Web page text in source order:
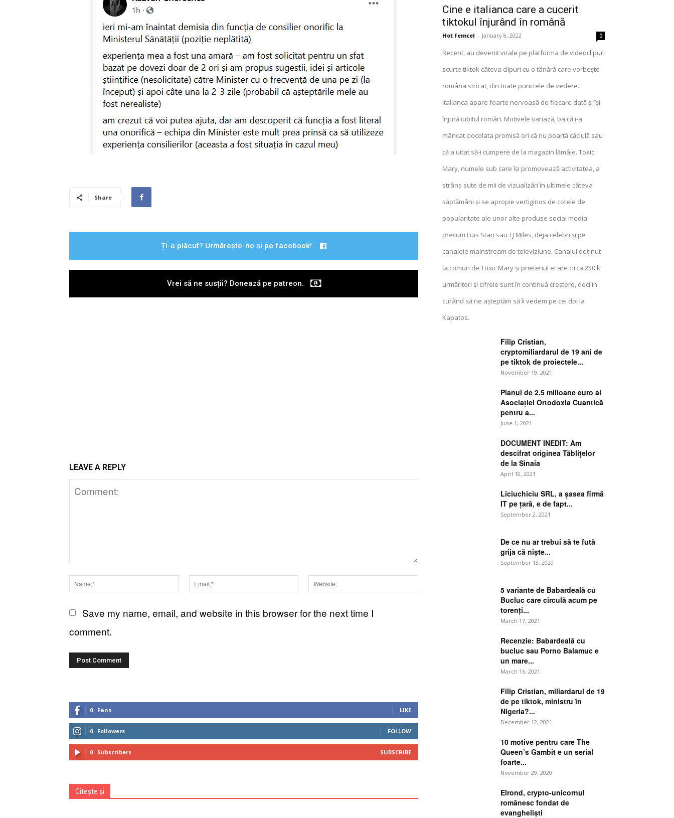
Share
Ți-a plăcut? Urmărește-ne și pe facebook!
Vrei să ne susții? Donează pe patreon.
LEAVE A REPLY
Name:* Email:*
Save my name, email, and website in this browser for the next time I
comment.
0 Fans LIKE
0 Followers FOLLOW
0 Subscribers SUBSCRIBE
Citește și
Cine e italianca care a cucerit
tiktokul înjurând în română
Hot Femcel - January 8, 2022 0
Recent, au devenit virale pe platforma de videoclipuri
scurte tiktok câteva clipuri cu o tânără care vorbește
româna stricat, din toate punctele de vedere.
Italianca apare foarte nervoasă de fiecare dată și își
înjură iubitul român. Motivele variază, ba că i-a
mâncat ciocolata promisă ori că nu poartă căciulă sau
că a uitat să-i cumpere de la magazin lămâie. Toxic
Mary, numele sub care își promovează activitatea, a
strâns sute de mii de vizualizări în ultimele câteva
săptămâni și se apropie vertiginos de cotele de
popularitate ale unor alte produse social media
precum Luis Stan sau TJ Miles, deja celebri și pe
canalele mainstream de televiziune. Canalul deținut
la comun de Toxic Mary și prietenul ei are circa 250.k
urmăritori și cifrele sunt în continuă creștere, deci în
curând să ne așteptăm să îi vedem pe cei doi la
Kapatos.
Filip Cristian,
cryptomiliardarul de 19 ani de
pe tiktok de proiectele...
November 19, 2021
Planul de 2.5 milioane euro al
Asociației Ortodoxia Cuantică
pentru a...
June 1, 2021
DOCUMENT INEDIT: Am
descifrat originea Tăblițelor
de la Sinaia
April 10, 2021
Liciuchiciu SRL, a șasea firmă
IT pe țară, e de fapt...
September 2, 2021
De ce nu ar trebui să te fută
grija că niște...
September 13, 2020
5 variante de Babardeală cu
Bucluc care circulă acum pe
torenți...
March 17, 2021
Recenzie: Babardeală cu
bucluc sau Porno Balamuc e
un mare...
March 16, 2021
Filip Cristian, miliardarul de 19
de pe tiktok, ministru în
Nigeria?...
December 12, 2021
10 motive pentru care The
Queen’s Gambit e un serial
foarte...
November 29, 2020
Elrond, crypto-unicornul
românesc fondat de
evangheliști